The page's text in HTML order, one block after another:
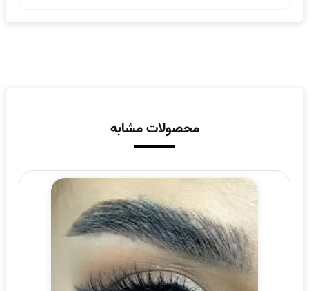
محصولات مشابه